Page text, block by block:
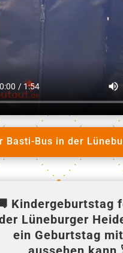
Basti-Bus in der
Kindergeburtstag
Lüneburger
ein Geburtstag